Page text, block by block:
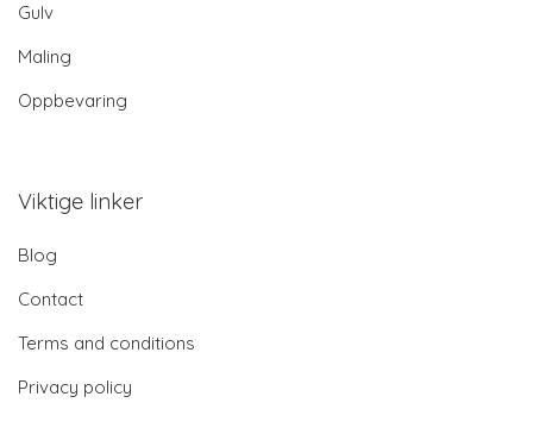
Gulv
Maling
Oppbevaring
Viktige linker
Blog
Contact
Terms and conditions
Privacy policy